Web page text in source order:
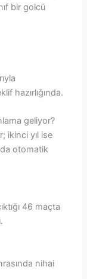
bir golcü
hazırlığında.
geliyor?
ikinci yıl ise
otomatik
46 maçta
nihai